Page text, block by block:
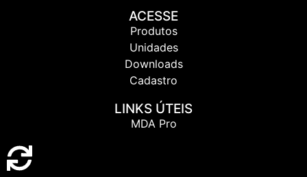
ACESSE
Produtos
Unidades
Downloads
Cadastro
LINKS ÚTEIS
MDA Pro